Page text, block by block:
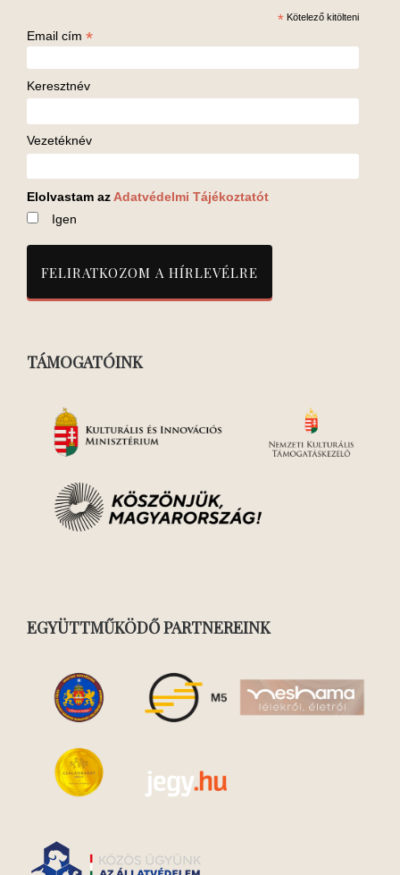
* Kötelező kitölteni
Email cím *
Keresztnév
Vezetéknév
Elolvastam az Adatvédelmi Tájékoztatót
Igen
TÁMOGATÓINK
EGYÜTTMŰKÖDŐ PARTNEREINK